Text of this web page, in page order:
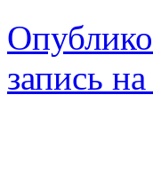
запись